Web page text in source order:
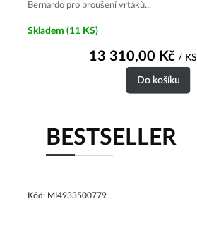
Bernardo pro broušení vrtáků...
Skladem (11 KS)
13 310,00 Kč/ KS
Do košíku
BESTSELLER
Kód: MI4933500779